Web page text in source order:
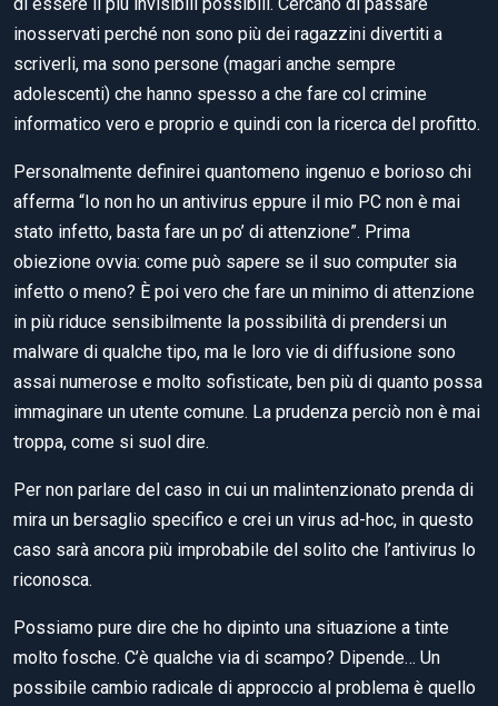
inosservati perché non sono più dei ragazzini divertiti a
scriverli, ma sono persone (magari anche sempre
adolescenti) che hanno spesso a che fare col crimine
informatico vero e proprio e quindi con la ricerca del profitto.
Personalmente definirei quantomeno ingenuo e borioso chi
afferma “Io non ho un antivirus eppure il mio PC non è mai
stato infetto, basta fare un po’ di attenzione”. Prima
obiezione ovvia: come può sapere se il suo computer sia
infetto o meno? È poi vero che fare un minimo di attenzione
in più riduce sensibilmente la possibilità di prendersi un
malware di qualche tipo, ma le loro vie di diffusione sono
assai numerose e molto sofisticate, ben più di quanto possa
immaginare un utente comune. La prudenza perciò non è mai
troppa, come si suol dire.
Per non parlare del caso in cui un malintenzionato prenda di
mira un bersaglio specifico e crei un virus ad-hoc, in questo
caso sarà ancora più improbabile del solito che l’antivirus lo
riconosca.
Possiamo pure dire che ho dipinto una situazione a tinte
molto fosche. C’è qualche via di scampo? Dipende… Un
possibile cambio radicale di approccio al problema è quello